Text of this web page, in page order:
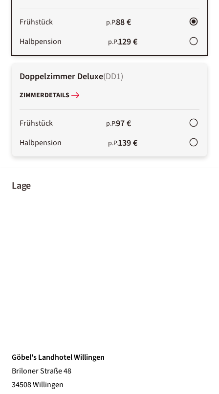
Frühstück p.P.88 €
Halbpension p.P.129 €
Doppelzimmer Deluxe(DD1)
ZIMMERDETAILS
Frühstück p.P.97 €
Halbpension p.P.139 €
Lage
Göbel's Landhotel Willingen
Briloner Straße 48
34508 Willingen